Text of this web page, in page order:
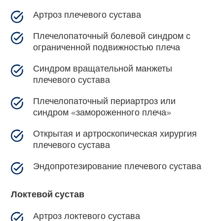
Артроз плечевого сустава
Плечелопаточный болевой синдром с
ограниченной подвижностью плеча
Синдром вращательной манжеты
плечевого сустава
Плечелопаточный периартроз или
синдром «замороженного плеча»
Открытая и артроскопическая хирургия
плечевого сустава
Эндопротезирование плечевого сустава
Локтевой сустав
Артроз локтевого сустава